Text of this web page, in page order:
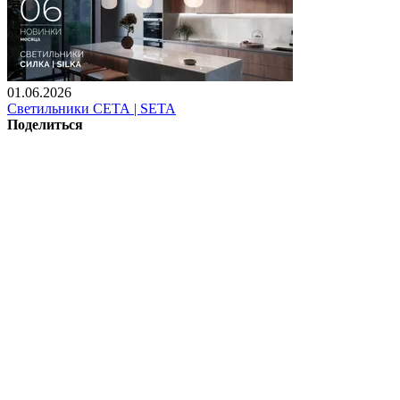
01.06.2026
Светильники СЕТА | SETA
Поделиться